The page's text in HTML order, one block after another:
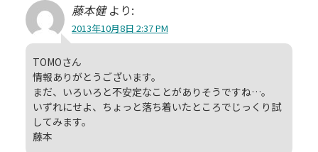
藤本健 より:
2013年10月8日 2:37 PM
TOMOさん
情報ありがとうございます。
まだ、いろいろと不安定なことがありそうですね…。
いずれにせよ、ちょっと落ち着いたところでじっくり試
してみます。
藤本